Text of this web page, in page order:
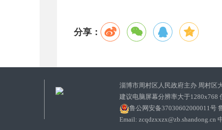
分享：
淄博市周村区人民政府主办 周村区
建议电脑屏幕分辨率大于1280x768
鲁公网安备37030602000011号
Email: zcqdzxxzx@zb.shandong.cn